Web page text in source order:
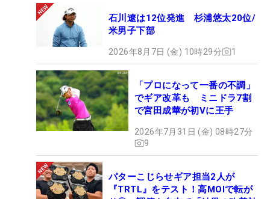
石川遼は12位発進 杉浦悠太20位/
米男子下部
2026年8月7日 (金) 10時29分 1
「プロになって一番の不調」
でギア改革も ミニドラ7割
で宮田成華が初Vに王手
2026年7月31日 (金) 08時27分
9
パターこじらせギア担当2人が
『TRTL』をテスト！高MOIで転が